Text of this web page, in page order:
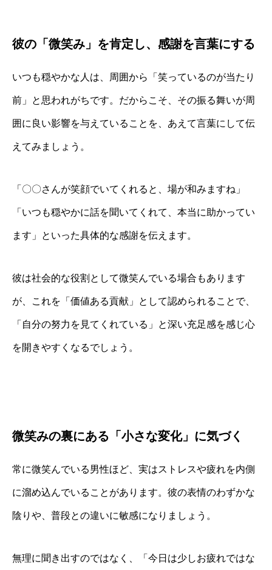
彼の「微笑み」を肯定し、感謝を言葉にする
いつも穏やかな人は、周囲から「笑っているのが当たり
前」と思われがちです。だからこそ、その振る舞いが周
囲に良い影響を与えていることを、あえて言葉にして伝
えてみましょう。
「〇〇さんが笑顔でいてくれると、場が和みますね」
「いつも穏やかに話を聞いてくれて、本当に助かってい
ます」といった具体的な感謝を伝えます。
彼は社会的な役割として微笑んでいる場合もあります
が、これを「価値ある貢献」として認められることで、
「自分の努力を見てくれている」と深い充足感を感じ心
を開きやすくなるでしょう。
微笑みの裏にある「小さな変化」に気づく
常に微笑んでいる男性ほど、実はストレスや疲れを内側
に溜め込んでいることがあります。彼の表情のわずかな
陰りや、普段との違いに敏感になりましょう。
無理に聞き出すのではなく、「今日は少しお疲れではな